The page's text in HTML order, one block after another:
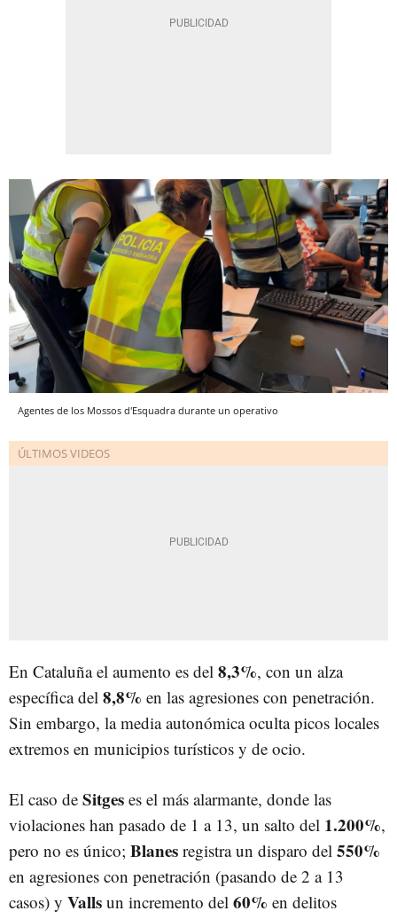
Agentes de los Mossos d'Esquadra durante un operativo
En Cataluña el aumento es del 8,3%, con un alza
específica del 8,8% en las agresiones con penetración.
Sin embargo, la media autonómica oculta picos locales
extremos en municipios turísticos y de ocio.
El caso de Sitges es el más alarmante, donde las
violaciones han pasado de 1 a 13, un salto del 1.200%,
pero no es único; Blanes registra un disparo del 550%
en agresiones con penetración (pasando de 2 a 13
casos) y Valls un incremento del 60% en delitos